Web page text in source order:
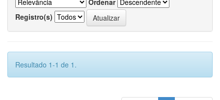
Ordenar
Registro(s)
Resultado 1-1 de 1.